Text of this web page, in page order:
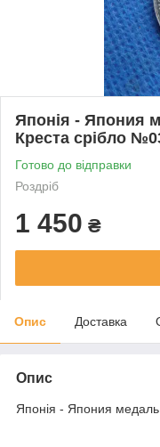
Японія - Япония
Креста срібло
Готово до відправки
Роздріб
1 450 ₴
Опис Доставка
Опис
Японія - Япония